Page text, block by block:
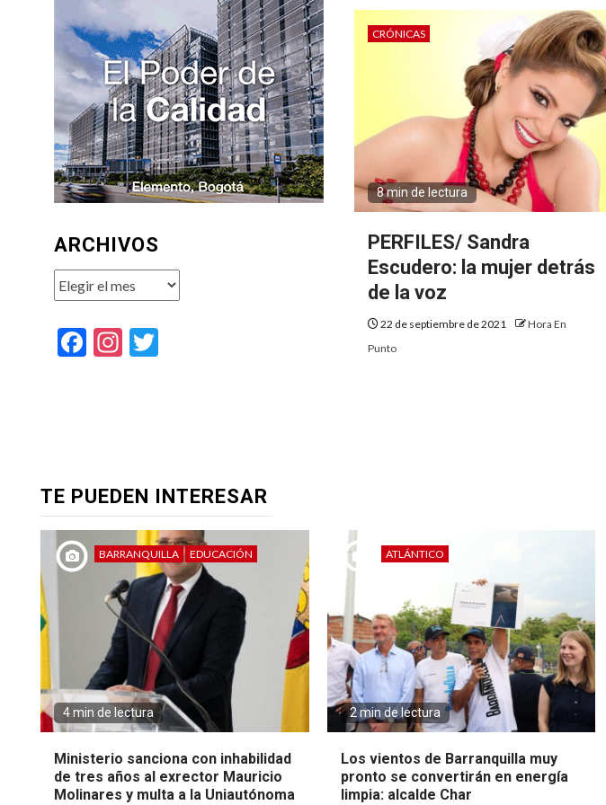
CRÓNICAS
8 min de lectura
PERFILES/ Sandra
Escudero: la mujer detrás
de la voz
22 de septiembre de 2021
Hora En
Punto
ARCHIVOS
Archivos
Facebook
Instagram
TE PUEDEN INTERESAR
BARRANQUILLA EDUCACIÓN
4 min de lectura
Ministerio sanciona con inhabilidad
de tres años al exrector Mauricio
Molinares y multa a la Uniautónoma
ATLÁNTICO
2 min de lectura
Los vientos de Barranquilla muy
pronto se convertirán en energía
limpia: alcalde Char